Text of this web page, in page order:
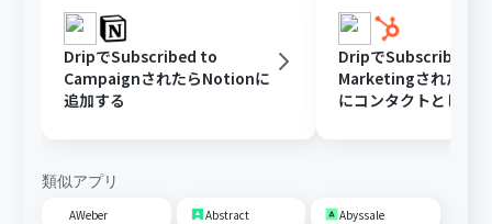
DripでSubscribed to
CampaignされたらNotionに
追加する
DripでSubscribed
Marketingされたら
にコンタクトとして
類似アプリ
AWeber Abstract Abyssale